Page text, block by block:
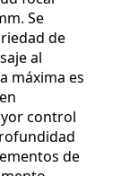
Se
de
al
máxima es
control
de